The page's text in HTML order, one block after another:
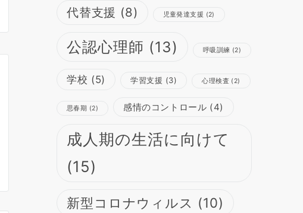
代替支援 (8) 児童発達支援 (2)
公認心理師 (13) 呼吸訓練 (2)
学校 (5) 学習支援 (3) 心理検査 (2)
思春期 (2) 感情のコントロール (4)
成人期の生活に向けて
(15)
新型コロナウィルス (10)